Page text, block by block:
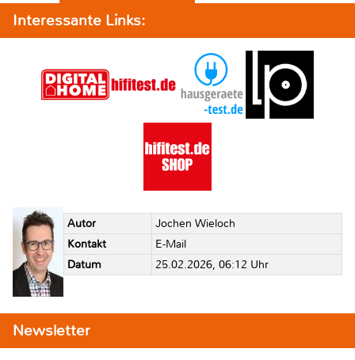
Interessante Links:
Autor
Jochen Wieloch
Kontakt
E-Mail
Datum
25.02.2026, 06:12 Uhr
Newsletter